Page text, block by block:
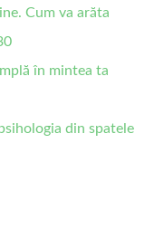
Cum va arăta
în mintea ta
din spatele